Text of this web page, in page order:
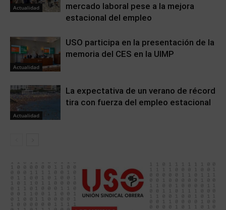
Actualidad
mercado laboral pese a la mejora
estacional del empleo
Actualidad
USO participa en la presentación de la
memoria del CES en la UIMP
Actualidad
La expectativa de un verano de récord
tira con fuerza del empleo estacional